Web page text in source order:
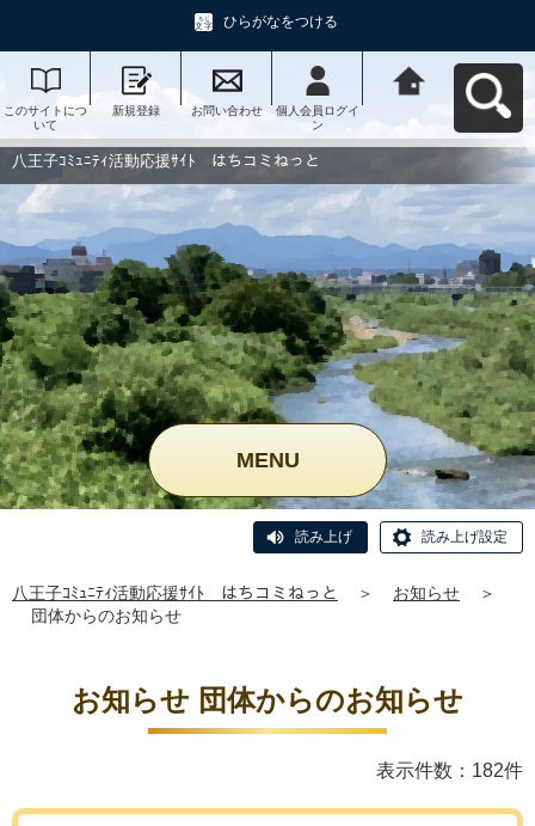
ひらがなをつける
このサイトにつ
いて
新規登録 お問い合わせ
個人会員ログイ
ン
動応援ｻｲﾄ はち
コミねっとへ戻
八王子ｺﾐｭﾆﾃｨ活動応援ｻｲﾄ はちコミねっと
MENU
読み上げ 読み上げ設定
八王子ｺﾐｭﾆﾃｨ活動応援ｻｲﾄ はちコミねっと ＞ お知らせ
＞
団体からのお知らせ
お知らせ 団体からのお知らせ
表示件数：182件